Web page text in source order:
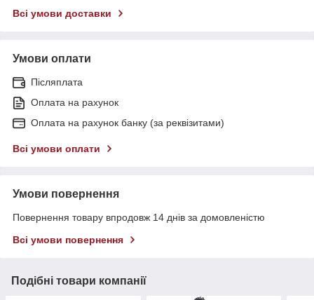
Всі умови доставки
Умови оплати
Післяплата
Оплата на рахунок
Оплата на рахунок банку (за реквізитами)
Всі умови оплати
Умови повернення
Повернення товару впродовж 14 днів за домовленістю
Всі умови повернення
Подібні товари компанії